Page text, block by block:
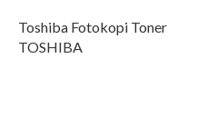
Toshiba Fotokopi Toner
TOSHIBA